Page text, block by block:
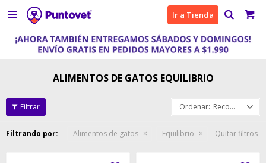
 Ir a Tienda
ALIMENTOS DE GATOS EQUILIBRIO
Recomendados
Filtrando por: Alimentos de gatos Equilibrio Quitar filtros